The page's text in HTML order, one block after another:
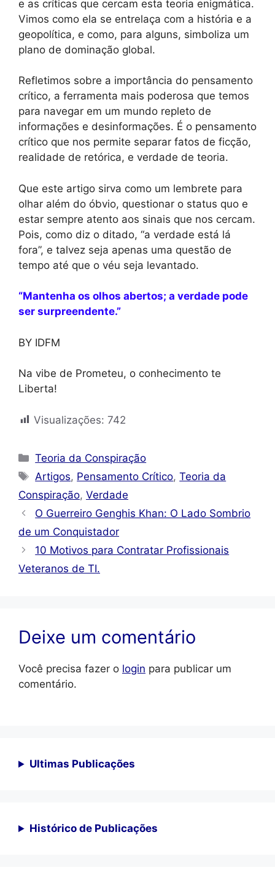
e as críticas que cercam esta teoria enigmática.
Vimos como ela se entrelaça com a história e a
geopolítica, e como, para alguns, simboliza um
plano de dominação global.
Refletimos sobre a importância do pensamento
crítico, a ferramenta mais poderosa que temos
para navegar em um mundo repleto de
informações e desinformações. É o pensamento
crítico que nos permite separar fatos de ficção,
realidade de retórica, e verdade de teoria.
Que este artigo sirva como um lembrete para
olhar além do óbvio, questionar o status quo e
estar sempre atento aos sinais que nos cercam.
Pois, como diz o ditado, “a verdade está lá
fora”, e talvez seja apenas uma questão de
tempo até que o véu seja levantado.
“Mantenha os olhos abertos; a verdade pode
ser surpreendente.”
BY IDFM
Na vibe de Prometeu, o conhecimento te
Liberta!
Visualizações: 742
Categorias
Teoria da Conspiração
Tags
Artigos, Pensamento Crítico,Teoria da
Conspiração, Verdade
O Guerreiro Genghis Khan: O Lado Sombrio
de um Conquistador
10 Motivos para Contratar Profissionais
Veteranos de TI.
Deixe um comentário
Você precisa fazer o login para publicar um
comentário.
Ultimas Publicações
Histórico de Publicações